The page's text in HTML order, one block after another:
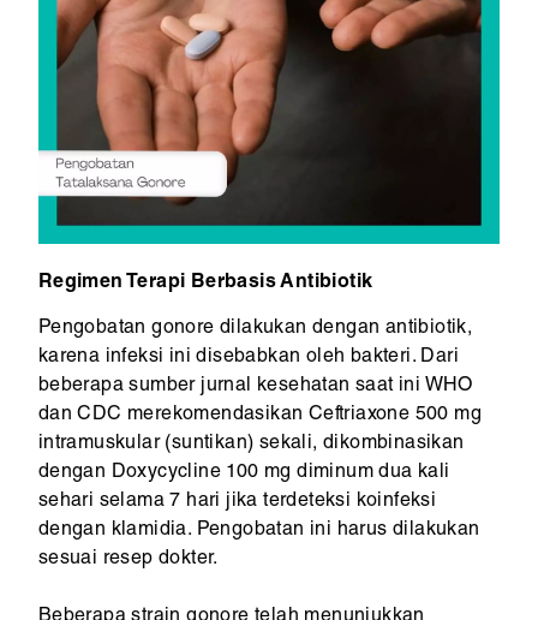
Regimen Terapi Berbasis Antibiotik
Pengobatan gonore dilakukan dengan antibiotik,
karena infeksi ini disebabkan oleh bakteri. Dari
beberapa sumber jurnal kesehatan saat ini WHO
dan CDC merekomendasikan Ceftriaxone 500 mg
intramuskular (suntikan) sekali, dikombinasikan
dengan Doxycycline 100 mg diminum dua kali
sehari selama 7 hari jika terdeteksi koinfeksi
dengan klamidia. Pengobatan ini harus dilakukan
sesuai resep dokter.